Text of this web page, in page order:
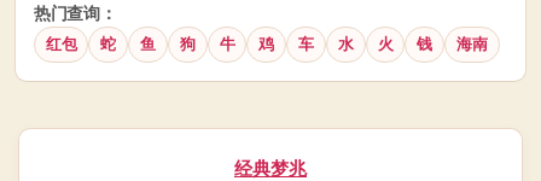
热门查询：
红包 蛇 鱼 狗 牛 鸡 车 水 火 钱 海南
分
经典梦兆